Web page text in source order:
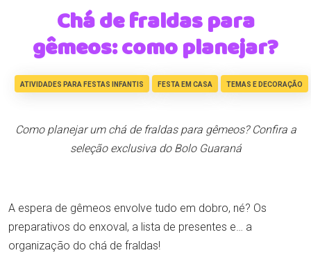
Chá de fraldas para
gêmeos: como planejar?
ATIVIDADES PARA FESTAS INFANTIS FESTA EM CASA TEMAS E DECORAÇÃO
Como planejar um chá de fraldas para gêmeos? Confira a
seleção exclusiva do Bolo Guaraná
A espera de gêmeos envolve tudo em dobro, né? Os
preparativos do enxoval, a lista de presentes e… a
organização do chá de fraldas!